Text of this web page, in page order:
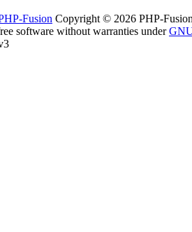
Fusion Copyright © 2026 PHP-
software without warranties under